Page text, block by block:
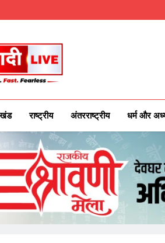
Live – Jharkhand's Leading Local
राष्ट्रीय अंतरराष्ट्रीय धर्म और